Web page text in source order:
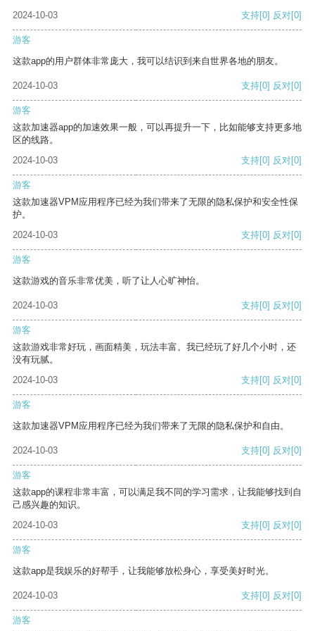
2024-10-03
支持[0] 反对[0]
游客
这款app的用户群体非常庞大，我可以结识到来自世界各地的朋友。
2024-10-03 支持[0] 反对[0]
游客
这款加速器app的加速效果一般，可以再提升一下，比如能够支持更多地
区的线路。
2024-10-03
支持[0] 反对[0]
游客
这款加速器VPM应用程序已经为我们带来了无限的隐私保护和安全性保
护。
2024-10-03
支持[0] 反对[0]
游客
这款游戏的音乐非常优美，听了让人心旷神怡。
2024-10-03 支持[0] 反对[0]
游客
这款游戏非常好玩，画面精美，玩法丰富。我已经玩了好几个小时，还
没有玩腻。
2024-10-03
支持[0] 反对[0]
游客
这款加速器VPM应用程序已经为我们带来了无限的隐私保护和自由。
2024-10-03 支持[0] 反对[0]
游客
这款app的课程非常丰富，可以满足我不同的学习需求，让我能够找到自
己感兴趣的知识。
2024-10-03
支持[0] 反对[0]
游客
这款app是我娱乐的好帮手，让我能够放松身心，享受美好时光。
2024-10-03 支持[0] 反对[0]
游客